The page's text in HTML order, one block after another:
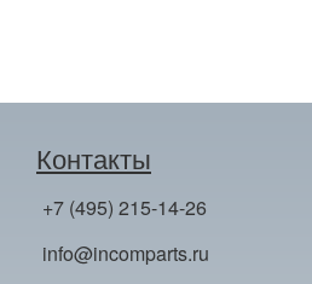
Контакты
+7 (495) 215-14-26
info@incomparts.ru